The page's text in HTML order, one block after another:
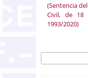
(Sentencia
Civil, de 18
1993/2020)
Buscar